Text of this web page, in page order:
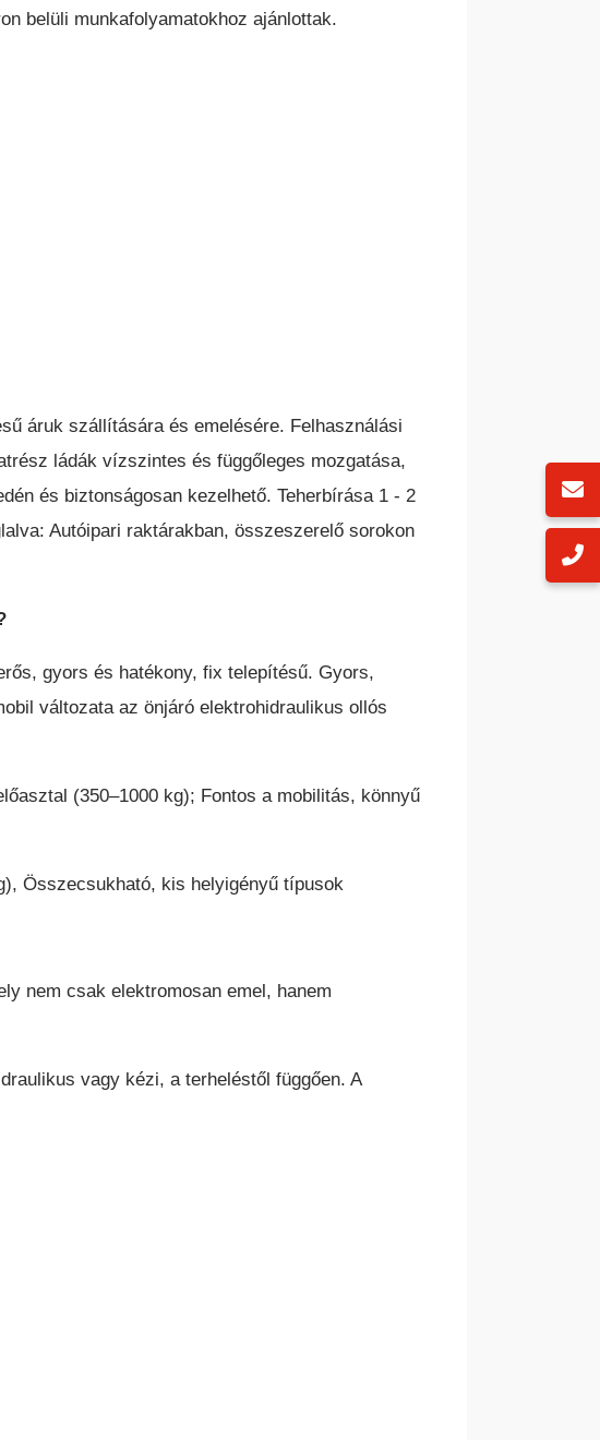
belüli munkafolyamatokhoz ajánlottak.
áruk szállítására és emelésére. Felhasználási
ládák vízszintes és függőleges mozgatása,
és biztonságosan kezelhető. Teherbírása 1 - 2
Autóipari raktárakban, összeszerelő sorokon
gyors és hatékony, fix telepítésű. Gyors,
változata az önjáró elektrohidraulikus ollós
(350–1000 kg); Fontos a mobilitás, könnyű
Összecsukható, kis helyigényű típusok
nem csak elektromosan emel, hanem
vagy kézi, a terheléstől függően. A